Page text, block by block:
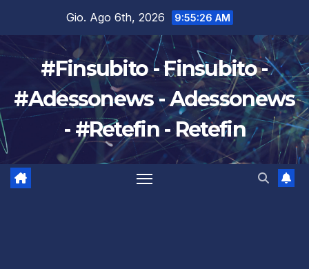
contenuto
Gio. Ago 6th, 2026 9:55:26 AM
#Finsubito - Finsubito -
#Adessonews - Adessonews
- #Retefin - Retefin